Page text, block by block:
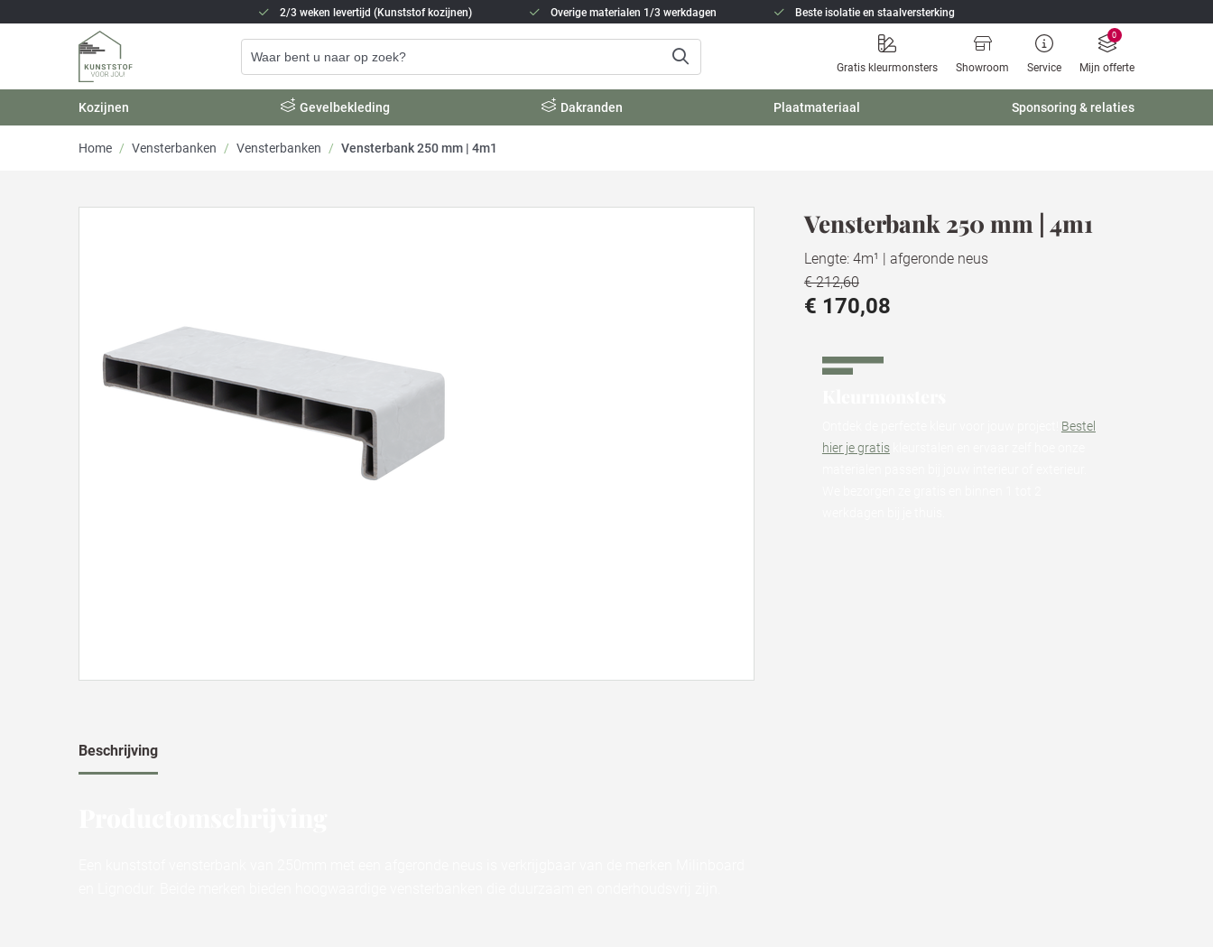
2/3 weken levertijd (Kunststof kozijnen) Overige materialen 1/3 werkdagen Beste isolatie en staalversterking
Gratis kleurmonsters Showroom Service
0
Mijn offerte
Kozijnen Gevelbekleding Dakranden Plaatmateriaal Sponsoring & relaties
Home / Vensterbanken / Vensterbanken / Vensterbank 250 mm | 4m1
Vensterbank 250 mm | 4m1
Lengte: 4m¹ | afgeronde neus
€ 212,60
€ 170,08
Bestel
hier je gratiskleurstalen en ervaar zelf hoe onze
Beschrijving